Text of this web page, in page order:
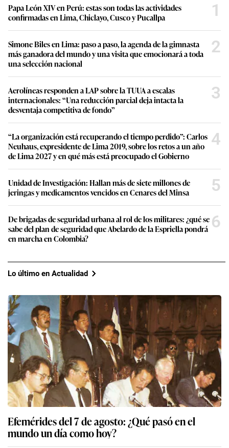
Papa León XIV en Perú: estas son todas las actividades
confirmadas en Lima, Chiclayo, Cusco y Pucallpa
1
Simone Biles en Lima: paso a paso, la agenda de la gimnasta
más ganadora del mundo y una visita que emocionará a toda
una selección nacional
2
Aerolíneas responden a LAP sobre la TUUA a escalas
internacionales: “Una reducción parcial deja intacta la
desventaja competitiva de fondo”
3
“La organización está recuperando el tiempo perdido”: Carlos
Neuhaus, expresidente de Lima 2019, sobre los retos a un año
de Lima 2027 y en qué más está preocupado el Gobierno
4
Unidad de Investigación: Hallan más de siete millones de
jeringas y medicamentos vencidos en Cenares del Minsa
5
De brigadas de seguridad urbana al rol de los militares: ¿qué se
sabe del plan de seguridad que Abelardo de la Espriella pondrá
en marcha en Colombia?
6
Lo último en Actualidad
Efemérides del 7 de agosto: ¿Qué pasó en el
mundo un día como hoy?